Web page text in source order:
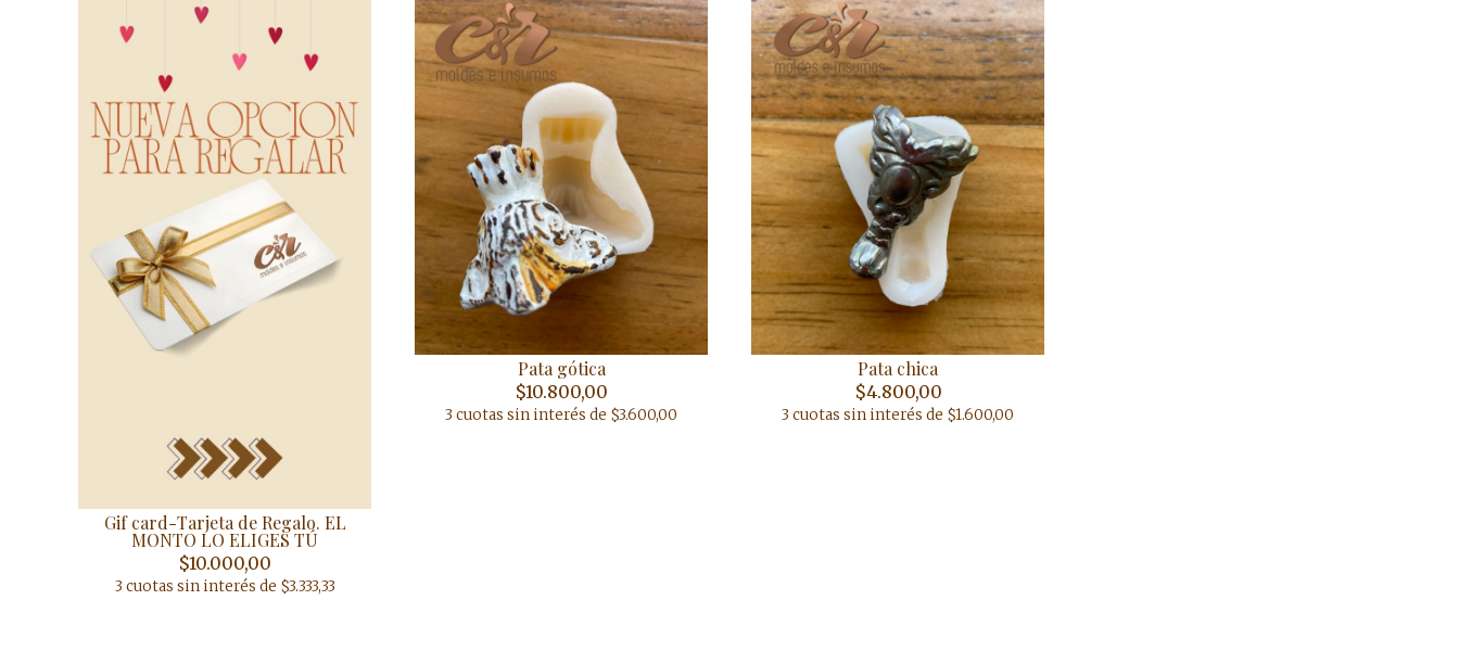
Gif card-Tarjeta de Regalo. EL
MONTO LO ELIGES TÚ
$10.000,00
3 cuotas sin interés de $3.333,33
Pata gótica
$10.800,00
3 cuotas sin interés de $3.600,00
Pata chica
$4.800,00
3 cuotas sin interés de $1.600,00